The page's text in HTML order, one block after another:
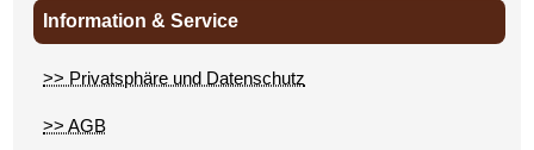
Information & Service
>> Privatsphäre und Datenschutz
>> AGB